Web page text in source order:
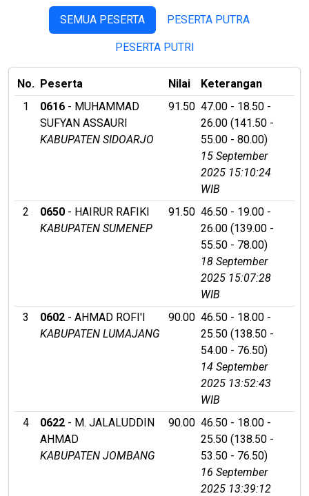
SEMUA PESERTA PESERTA PUTRA
PESERTA PUTRI
No. Peserta Nilai
Keterangan
1
0616 - MUHAMMAD
SUFYAN ASSAURI
KABUPATEN SIDOARJO
91.50 47.00 - 18.50 -
26.00 (141.50 -
55.00 - 80.00)
15 September
2025 15:10:24
WIB
2
0650 - HAIRUR RAFIKI
KABUPATEN SUMENEP
91.50 46.50 - 19.00 -
26.00 (139.00 -
55.50 - 78.00)
18 September
2025 15:07:28
WIB
3
0602 - AHMAD ROFI'I
KABUPATEN LUMAJANG
90.00 46.50 - 18.00 -
25.50 (138.50 -
54.00 - 76.50)
14 September
2025 13:52:43
WIB
4
0622 - M. JALALUDDIN
AHMAD
KABUPATEN JOMBANG
90.00 46.50 - 18.00 -
25.50 (138.50 -
53.50 - 76.50)
16 September
2025 13:39:12